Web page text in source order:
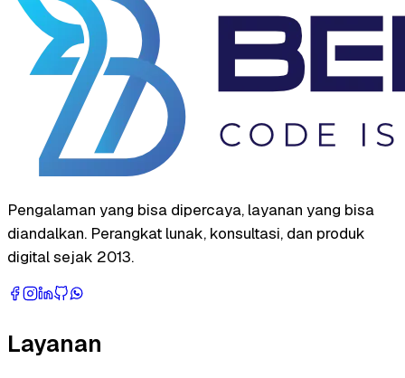
Pengalaman yang bisa dipercaya, layanan yang bisa
diandalkan. Perangkat lunak, konsultasi, dan produk
digital sejak 2013.
Layanan